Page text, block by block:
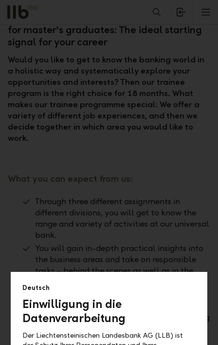
Alerts.Headline
General Management Trainee programme
for master's graduates: The ideal starting
signal for your career
Would you like to get to know the banking world in
a holistic way and systematically explore your
opportunities and interests? Then our trainee
program is the right choice for 18 months. What
makes our trainee programme special: We offer a
variety of different job experiences, and then we
decide together in which area you would like to
work.
What you can expect from us:
Through three different assignments in
different divisions, you will get to know the
range and variety of activities at our universal
bank.
You will gain in-depth practical insights into
the business areas and take on responsible
tasks – behind the scenes as well as in the
sub-projects independently, and support
strategic initiatives – for example, by creating
case.
Deutsch
Einwilligung in die
Datenverarbeitung
Der Liechtensteinischen Landesbank AG (LLB) ist